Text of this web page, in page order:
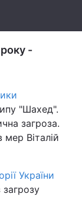
-
"Шахед".
загроза.
Віталій
України
загрозу